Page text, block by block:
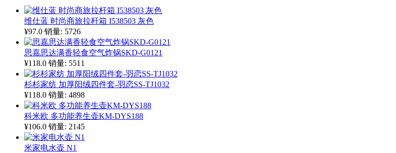
苏泊尔SUPOR
美的Midea
bose
虎牌
欧普照明
荣事达
西屋
小狗
维仕蓝 时尚商旅拉杆箱 I538503 灰色
¥97.0 销量: 5726
思嘉思达满香轻食空气炸锅SKD-G0121
¥118.0 销量: 5511
杉杉家纺 加厚阳绒四件套-羽恋SS-TJ1032
¥118.0 销量: 4898
科米欧 多功能养生壶KM-DYS188
¥106.0 销量: 2145
米家电水壶 N1